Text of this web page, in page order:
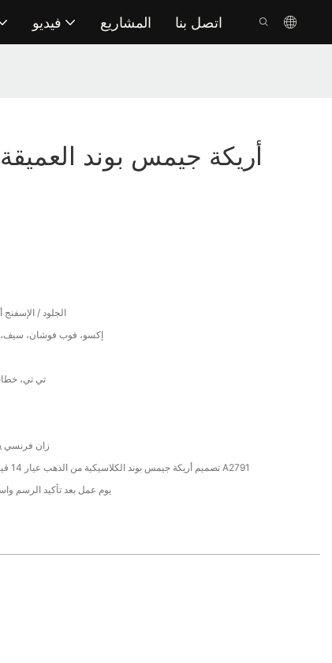
فيديو المشاريع اتصل بنا
أريكة جيمس بوند
الجلود /
إكسو، فوب فوشان، سيف،
/ تي تي،
زان فرنسي \
تصميم أريكة جيمس بوند الكلاسيكية من الذهب عيار 14 قيراط والأحمر الصلب A2791
38 يوم عمل بعد تأكيد الرسم واستلام 40%